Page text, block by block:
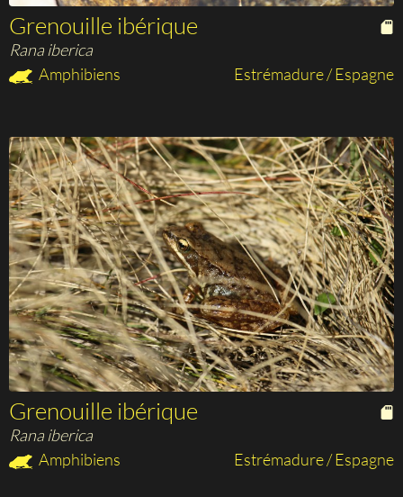
Grenouille ibérique
Rana iberica
Amphibiens
Estrémadure / Espagne
Grenouille ibérique
Rana iberica
Amphibiens
Estrémadure / Espagne